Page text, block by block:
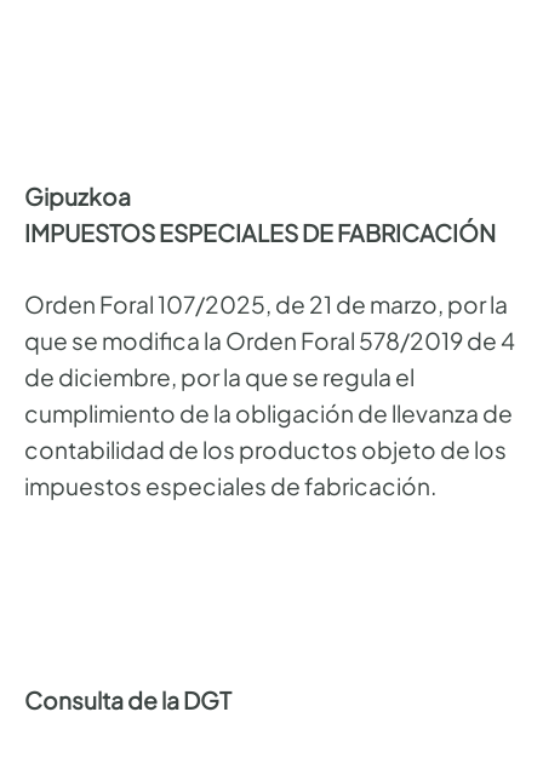
Gipuzkoa
IMPUESTOS ESPECIALES DE FABRICACIÓN
Orden Foral 107/2025, de 21 de marzo, por la
que se modifica la Orden Foral 578/2019 de 4
de diciembre, por la que se regula el
cumplimiento de la obligación de llevanza de
contabilidad de los productos objeto de los
impuestos especiales de fabricación.
Consulta de la DGT